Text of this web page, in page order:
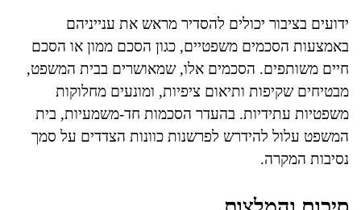
ידועים בציבור יכולים להסדיר מראש את ענייניהם
באמצעות הסכמים משפטיים, כגון הסכם ממון או הסכם
חיים משותפים. הסכמים אלו, שמאושרים בבית המשפט,
מבטיחים שקיפות ותיאום ציפיות, ומונעים מחלוקות
משפטיות עתידיות. בהעדר הסכמות חד-משמעיות, בית
המשפט עלול להידרש לפרשנות כוונות הצדדים על סמך
נסיבות המקרה.